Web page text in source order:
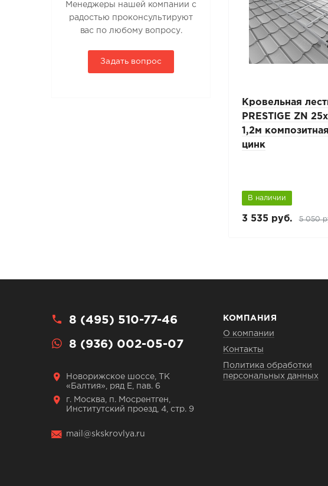
Менеджеры нашей компании с
радостью проконсультируют
вас по любому вопросу.
Задать вопрос
Кровельная
PRESTIGE ZN
1,2м
цинк
В наличии
3 535 руб. 5 050
8 (495) 510-77-46
8 (936) 002-05-07
Новорижское шоссе, ТК
«Балтия», ряд Е, пав. 6
г. Москва, п. Мосрентген,
Институтский проезд, 4, стр. 9
mail@skskrovlya.ru
КОМПАНИЯ
О компании
Контакты
Политика обработки
персональных данных